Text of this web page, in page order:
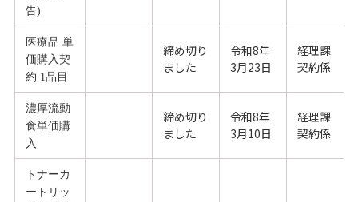
告)
医療品 単
価購入契
約 1品目
締め切り
ました
令和8年
3月23日
経理課
契約係
濃厚流動
食単価購
入
締め切り
ました
令和8年
3月10日
経理課
契約係
トナーカ
ートリッ